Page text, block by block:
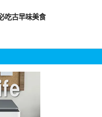
吃古早味美食